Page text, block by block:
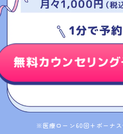
※医療ローン60回+ボーナ